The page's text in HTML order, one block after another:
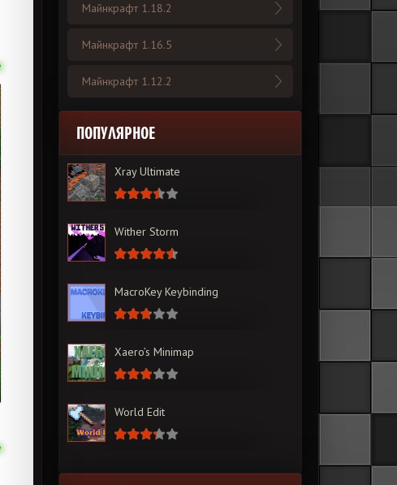
Майнкрафт 1.18.2
Майнкрафт 1.16.5
Майнкрафт 1.12.2
ПОПУЛЯРНОЕ
Xray Ultimate
Wither Storm
MacroKey Keybinding
Xaero’s Minimap
World Edit